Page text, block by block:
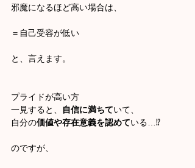
邪魔になるほど高い場合は、
＝自己受容が低い
と、言えます。
プライドが高い方
一見すると、
自信に満ちていて、
自分の価値や存在意義を認めている…⁉
のですが、